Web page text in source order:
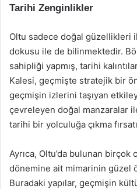
Tarihi Zenginlikler
Oltu sadece doğal güzellikleri
dokusu ile de bilinmektedir.
sahipliği yapmış, tarihi
Kalesi, geçmişte stratejik bir
geçmişin izlerini taşıyan
çevreleyen doğal manzaralar
tarihi bir yolculuğa çıkma
Ayrıca, Oltu’da bulunan birçok
dönemine ait mimarinin güzel
Buradaki yapılar, geçmişin